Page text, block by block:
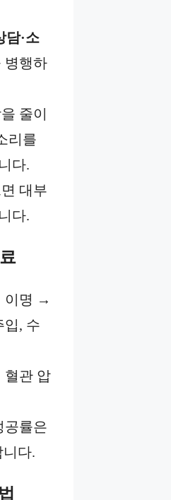
담·소
병행하
줄이
리를
다.
대부
다.
이명 →
입, 수
관 압
공률은
니다.